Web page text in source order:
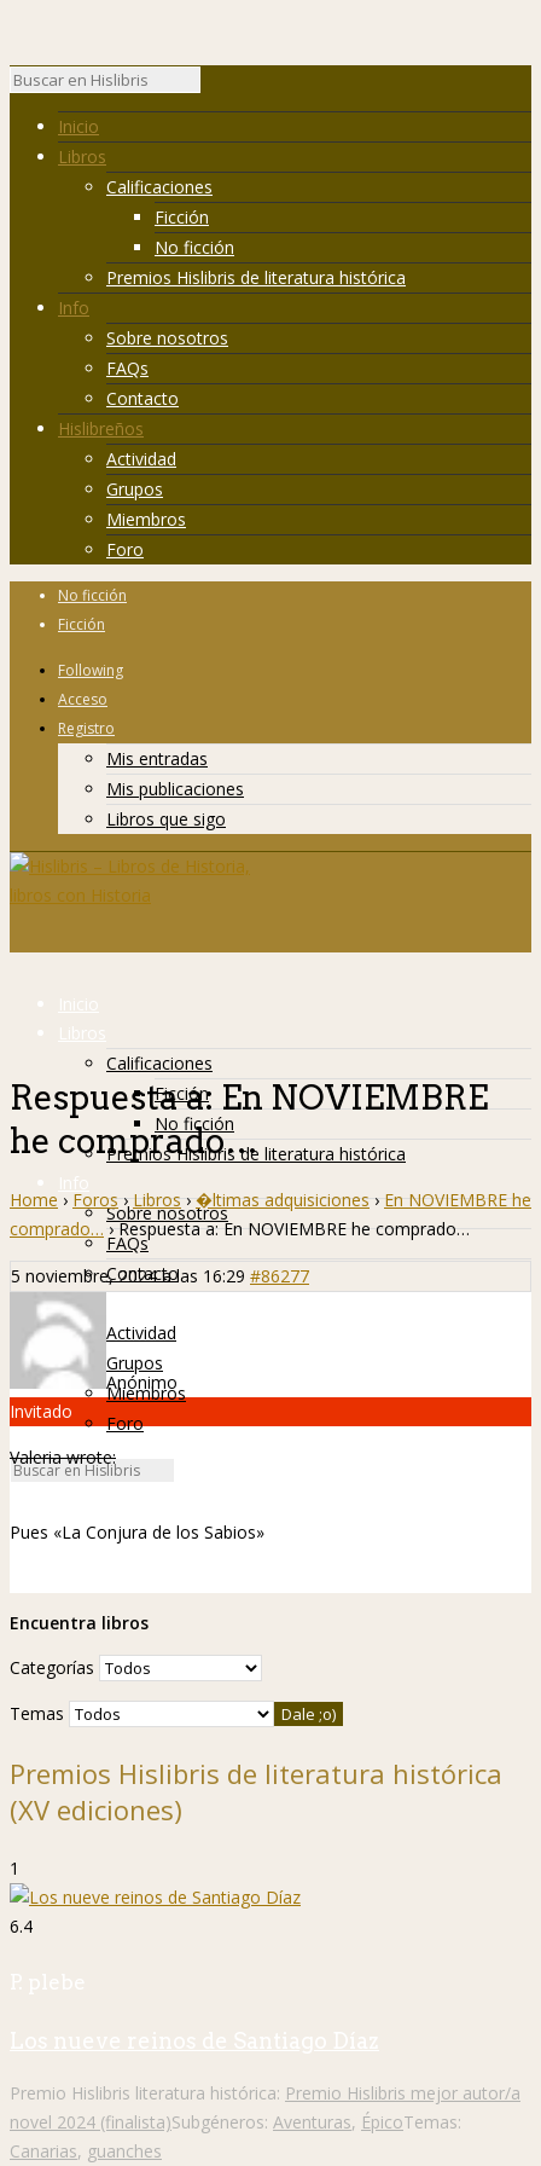
Inicio
Libros
Calificaciones
Ficción
No ficción
Premios Hislibris de literatura histórica
Info
Sobre nosotros
FAQs
Contacto
Hislibreños
Actividad
Grupos
Miembros
Foro
No ficción
Ficción
Following
Acceso
Registro
Mis entradas
Mis publicaciones
Libros que sigo
Inicio
Libros
Calificaciones
Ficción
No ficción
Premios Hislibris de literatura histórica
Info
Sobre nosotros
FAQs
Contacto
Hislibreños
Actividad
Grupos
Miembros
Foro
Respuesta a: En NOVIEMBRE
he comprado…
Home › Foros › Libros › �ltimas adquisiciones › En NOVIEMBRE he
comprado… › Respuesta a: En NOVIEMBRE he comprado…
5 noviembre, 2024 a las 16:29 #86277
Anónimo
Invitado
Valeria wrote:
Pues «La Conjura de los Sabios»
Encuentra libros
Categorías
Temas
Premios Hislibris de literatura histórica
(XV ediciones)
1
6.4
P. plebe
Los nueve reinos de Santiago Díaz
Premio Hislibris literatura histórica: Premio Hislibris mejor autor/a
novel 2024 (finalista)Subgéneros: Aventuras, ÉpicoTemas:
Canarias, guanches